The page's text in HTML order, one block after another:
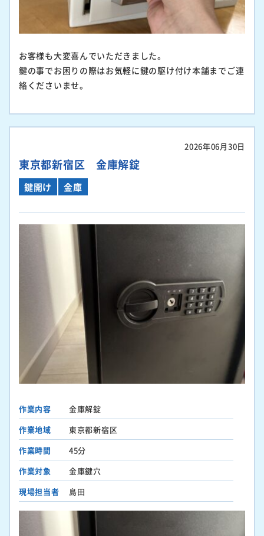
お客様も大変喜んでいただきました。
鍵の事でお困りの際はお気軽に鍵の駆け付け本舗までご連
絡くださいませ。
2026年06月30日
東京都新宿区 金庫解錠
鍵開け 金庫
作業内容
金庫解錠
作業地域
東京都新宿区
作業時間
45分
作業対象
金庫鍵穴
現場担当者
島田